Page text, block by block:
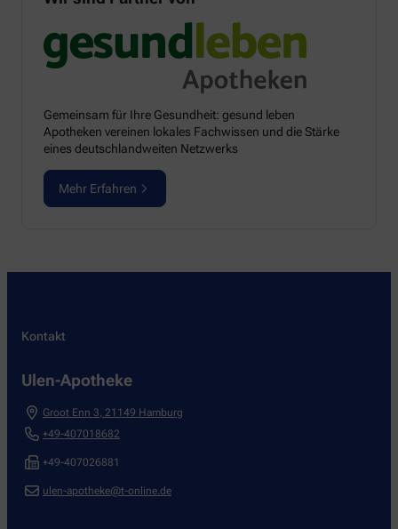
Gemeinsam für Ihre Gesundheit: gesund leben
Apotheken vereinen lokales Fachwissen und die Stärke
eines deutschlandweiten Netzwerks
Mehr Erfahren
Kontakt
Ulen-Apotheke
Groot Enn 3 21149 Hamburg
+49-407018682
+49-407026881
ulen-apotheke@t-online.de